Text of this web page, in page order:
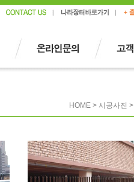
HOME > 시공사진 >